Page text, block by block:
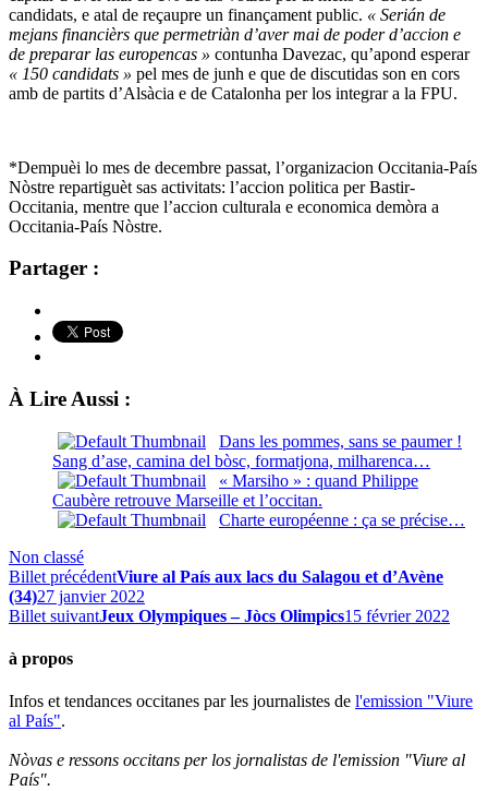
candidats, e atal de reçaupre un finançament public. « Serián de
mejans financièrs que permetriàn d’aver mai de poder d’accion e
de preparar las europencas » contunha Davezac, qu’apond esperar
« 150 candidats » pel mes de junh e que de discutidas son en cors
amb de partits d’Alsàcia e de Catalonha per los integrar a la FPU.
*Dempuèi lo mes de decembre passat, l’organizacion Occitania-País
Nòstre repartiguèt sas activitats: l’accion politica per Bastir-
Occitania, mentre que l’accion culturala e economica demòra a
Occitania-País Nòstre.
Partager :
À Lire Aussi :
Dans les pommes, sans se paumer !
Sang d’ase, camina del bòsc, formatjona, milharenca…
« Marsiho » : quand Philippe
Caubère retrouve Marseille et l’occitan.
Charte européenne : ça se précise…
Non classé
Billet précédentViure al País aux lacs du Salagou et d’Avène
(34)27 janvier 2022
Billet suivantJeux Olympiques – Jòcs Olimpics15 février 2022
à propos
Infos et tendances occitanes par les journalistes de l'emission "Viure
al País".
Nòvas e ressons occitans per los jornalistas de l'emission "Viure al
País".